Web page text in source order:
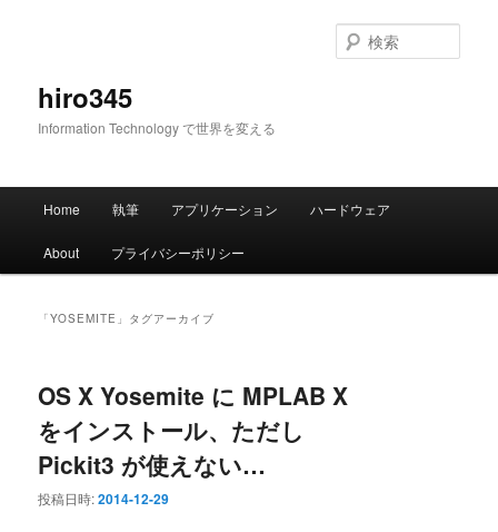
hiro345
Information Technology で世界を変える
索
メ
Home 執筆 アプリケーション ハードウェア
About プライバシーポリシー
「YOSEMITE 」タグアーカイブ
OS X Yosemite に MPLAB X
をインストール、ただし
Pickit3 が使えない…
投稿日時:2014-12-29